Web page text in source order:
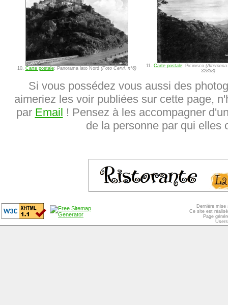
10. Carte postale: Panorama lato Nord (Foto Cervi, n°6) 11. Carte postale: Picinisco
32838)
Si vous possédez vous aussi des
aimeriez les voir publiées sur cette page,
par Email ! Pensez à les accompagner
de la personne par qui elles
Dernière mise
Ce site est
Page